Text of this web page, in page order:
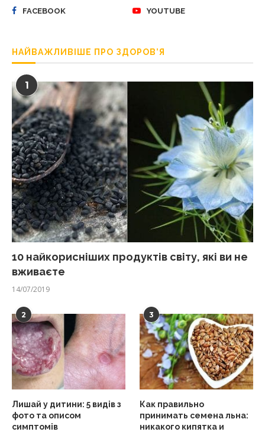
FACEBOOK YOUTUBE
НАЙВАЖЛИВІШЕ ПРО ЗДОРОВ’Я
1
10 найкорисніших продуктів світу, які ви не
вживаєте
14/07/2019
2
Лишай у дитини: 5 видів з
фото та описом
симптомів
3
Как правильно
принимать семена льна:
никакого кипятка и